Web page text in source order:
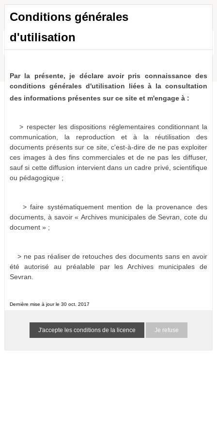
Toutes les ressources
Conditions générales
d'utilisation
Par la présente, je déclare avoir pris connaissance des
conditions générales d'utilisation liées à la consultation
des informations présentes sur ce site et m'engage à :
> respecter les dispositions réglementaires conditionnant la
communication, la reproduction et à la réutilisation des
documents présents sur ce site, c'est-à-dire de ne pas exploiter
ces images à des fins commerciales et de ne pas les diffuser,
sauf si cette diffusion intervient dans un cadre privé, scientifique
ou pédagogique ;
> faire systématiquement mention de la provenance des
documents, à savoir « Archives municipales de Sevran, cote du
document » ;
> ne pas réaliser de retouches des documents sans en avoir
été autorisé au préalable par les Archives municipales de
Sevran.
Dernière mise à jour le 30 oct. 2017
Je refuse